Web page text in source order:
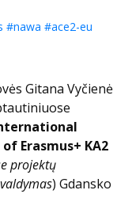
#nawa #ace2-eu
Gitana Vyčienė
Erasmus+ KA2
projektų
) Gdansko